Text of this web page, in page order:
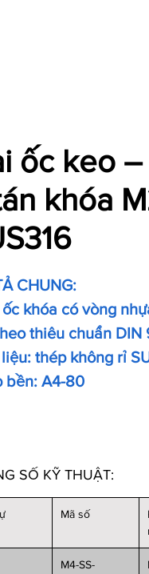
ốc keo
khóa
CHUNG:
khóa có vòng
thiêu chuẩn DIN
thép không rỉ
bền: A4-80
SỐ KỸ THUẬT:
Mã số
M4-SS-